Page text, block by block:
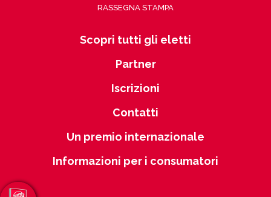
RASSEGNA STAMPA
Scopri tutti gli eletti
Partner
Iscrizioni
Contatti
Un premio internazionale
Informazioni per i consumatori